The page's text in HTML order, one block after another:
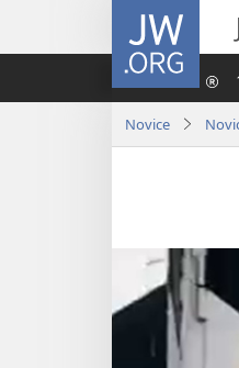
JW.ORG
Novice